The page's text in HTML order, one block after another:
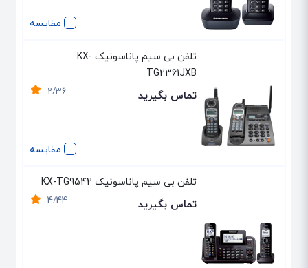
مقایسه
مقایسه
تلفن بی سیم پاناسونیک KX-
TG2361JXB
2/36 تماس بگیرید
تلفن بی سیم پاناسونیک KX-TG9542
4/44 تماس بگیرید